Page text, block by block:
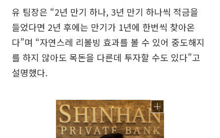
유 팀장은 “2년 만기 하나, 3년 만기 하나씩 적금을
들었다면 2년 후에는 만기가 1년에 한번씩 찾아온
다”며 “자연스레 리볼빙 효과를 볼 수 있어 중도해지
를 하지 않아도 목돈을 다른데 투자할 수도 있다”고
설명했다.